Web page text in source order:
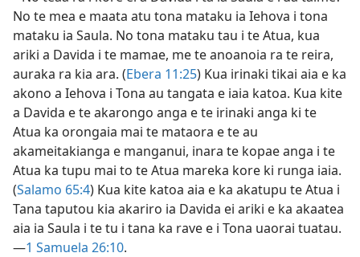
No te mea e maata atu tona mataku ia Iehova i tona
mataku ia Saula. No tona mataku tau i te Atua, kua
ariki a Davida i te mamae, me te anoanoia ra te reira,
auraka ra kia ara. (Ebera 11:25) Kua irinaki tikai aia e ka
akono a Iehova i Tona au tangata e iaia katoa. Kua kite
a Davida e te akarongo anga e te irinaki anga ki te
Atua ka orongaia mai te mataora e te au
akameitakianga e manganui, inara te kopae anga i te
Atua ka tupu mai to te Atua mareka kore ki runga iaia.
(Salamo 65:4) Kua kite katoa aia e ka akatupu te Atua i
Tana taputou kia akariro ia Davida ei ariki e ka akaatea
aia ia Saula i te tu i tana ka rave e i Tona uaorai tuatau.​
—1 Samuela 26:10.